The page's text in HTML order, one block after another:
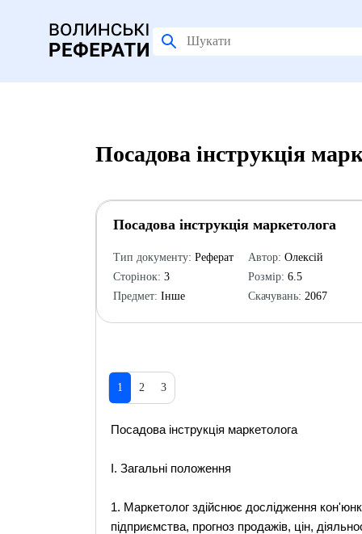
Посадова інструкція
Посадова інструкція маркетолога
Тип документу: Реферат
Сторінок: 3
Предмет: Інше
Автор: Олексій
Розмір: 6.5
Скачувань: 2067
1 2 3
Посадова інструкція маркетолога
I. Загальні положення
1. Маркетолог здійснює дослідження
підприємства, прогноз продажів, цін,